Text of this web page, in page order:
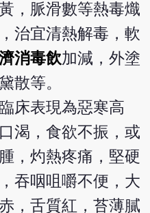
，脈滑數等熱毒熾
治宜清熱解毒，軟
消毒飲加減，外塗
散等。
床表現為惡寒高
渴，食欲不振，或
，灼熱疼痛，堅硬
吞咽咀嚼不便，大
，舌質紅，苔薄膩